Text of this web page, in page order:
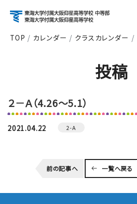
About
Course
TOP カレンダー クラスカレンダー
投稿
２－Ａ（4.26～5.1）
2021.04.22 2-A
前の記事へ 一覧へ戻る